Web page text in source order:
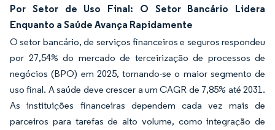
Por Setor de Uso Final: O Setor Bancário Lidera
Enquanto a Saúde Avança Rapidamente
O setor bancário, de serviços financeiros e seguros respondeu
por 27,54% do mercado de terceirização de processos de
negócios (BPO) em 2025, tornando-se o maior segmento de
uso final. A saúde deve crescer a um CAGR de 7,85% até 2031.
As instituições financeiras dependem cada vez mais de
parceiros para tarefas de alto volume, como integração de